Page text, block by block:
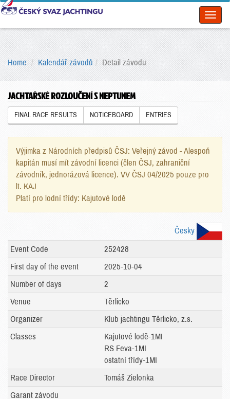
Home Kalendář závodů Detail závodu
JACHTAŘSKÉ ROZLOUČENÍ S NEPTUNEM
FINAL RACE RESULTS NOTICEBOARD ENTRIES
Výjimka z Národních předpisů ČSJ: Veřejný závod - Alespoň
kapitán musí mít závodní licenci (člen ČSJ, zahraniční
závodník, jednorázová licence). VV ČSJ 04/2025 pouze pro
lt. KAJ
Platí pro lodní třídy: Kajutové lodě
Česky
Event Code
252428
First day of the event
2025-10-04
Number of days
2
Venue
Těrlicko
Organizer
Klub jachtingu Těrlicko, z.s.
Classes
Kajutové lodě-1MI
RS Feva-1MI
ostatní třídy-1MI
Race Director
Tomáš Zielonka
Garant závodu